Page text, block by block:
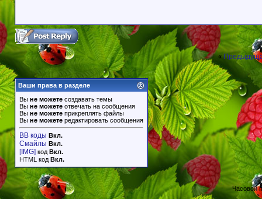
«
Ваши права в разделе
Вы не можете создавать темы
Вы не можете отвечать на сообщения
Вы не можете прикреплять файлы
Вы не можете редактировать сообщения
BB коды Вкл.
Смайлы Вкл.
[IMG] код Вкл.
HTML код Вкл.
Часовой